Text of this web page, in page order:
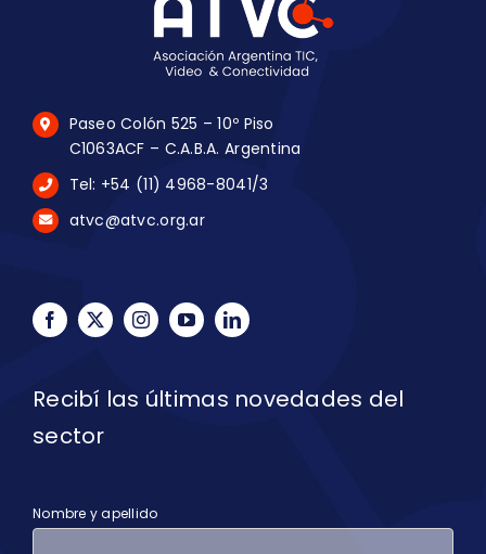
Paseo Colón 525 – 10º Piso
C1063ACF – C.A.B.A. Argentina
Tel: +54 (11) 4968-8041/3
atvc@atvc.org.ar
Recibí las últimas novedades del
sector
Nombre y apellido